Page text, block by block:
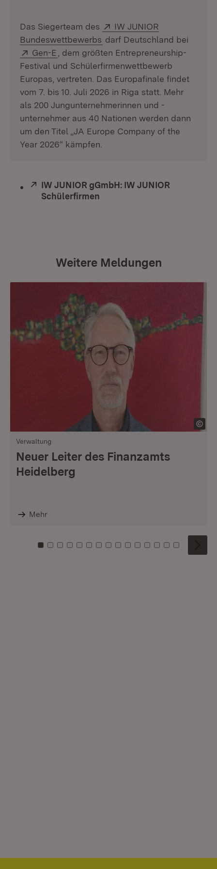
Das Siegerteam des Extern:
IW JUNIOR
Bundeswettbewerbs (Öffnet in neuem Fenster)
darf Deutschland bei
Extern:
Gen-E (Öffnet in neuem Fenster)
, dem größten Entrepreneurship-
Festival und Schülerfirmenwettbewerb
Europas, vertreten. Das Europafinale findet
vom 7. bis 10. Juli 2026 in Riga statt. Mehr
als 200 Jungunternehmerinnen und -
unternehmer aus 40 Nationen werden dann
um den Titel „JA Europe Company of the
Year 2026“ kämpfen.
Extern:
IW JUNIOR gGmbH: IW JUNIOR
Schülerfirmen
Weitere Meldungen
Verwaltung
Neuer Leiter des Finanzamts
Heidelberg
Mehr
Zu Kachel: 0
Zu Kachel: 1
Zu Kachel: 2
Zu Kachel: 3
Zu Kachel: 4
Zu Kachel: 5
Zu Kachel: 6
Zu Kachel: 7
Zu Kachel: 8
Zu Kachel: 9
Zu Kachel: 10
Zu Kachel: 11
Zu Kachel: 12
Zu Kachel:
Zu